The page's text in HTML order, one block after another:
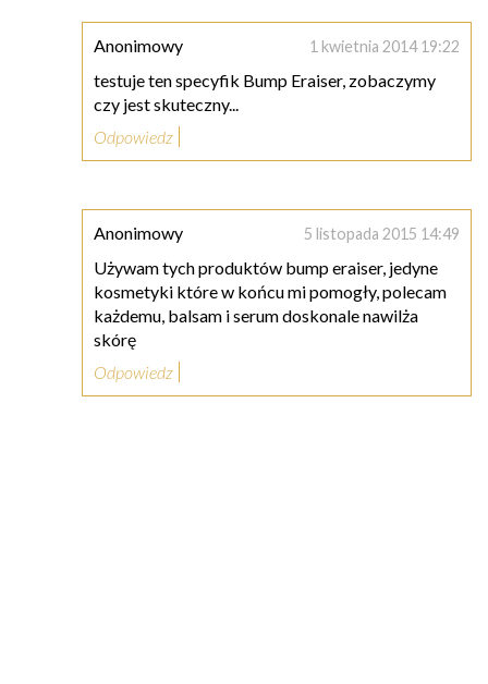
Anonimowy 1 kwietnia 2014 19:22
testuje ten specyfik Bump Eraiser, zobaczymy
czy jest skuteczny...
Odpowiedz
Anonimowy 5 listopada 2015 14:49
Używam tych produktów bump eraiser, jedyne
kosmetyki które w końcu mi pomogły, polecam
każdemu, balsam i serum doskonale nawilża
skórę
Odpowiedz